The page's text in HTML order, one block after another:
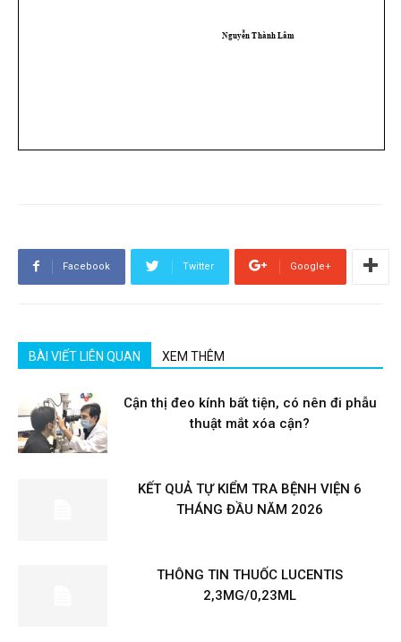
Facebook Twitter Google+
BÀI VIẾT LIÊN QUAN XEM THÊM
Cận thị đeo kính bất tiện, có nên đi phẫu
thuật mắt xóa cận?
KẾT QUẢ TỰ KIỂM TRA BỆNH VIỆN 6
THÁNG ĐẦU NĂM 2026
THÔNG TIN THUỐC LUCENTIS
2,3MG/0,23ML